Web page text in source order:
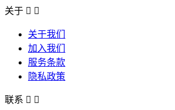
关于  
关于我们
加入我们
服务条款
隐私政策
联系  